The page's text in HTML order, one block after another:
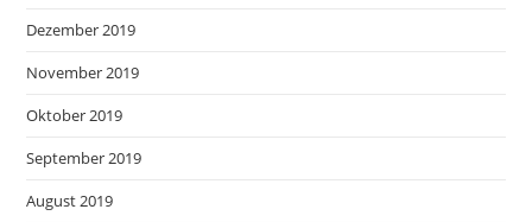
Dezember 2019
November 2019
Oktober 2019
September 2019
August 2019